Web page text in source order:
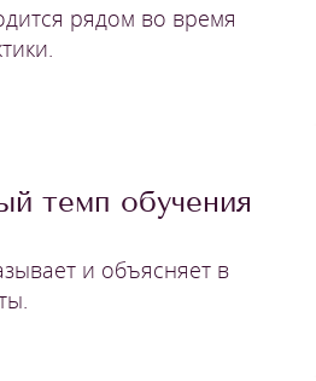
рядом во время
темп обучения
и объясняет в